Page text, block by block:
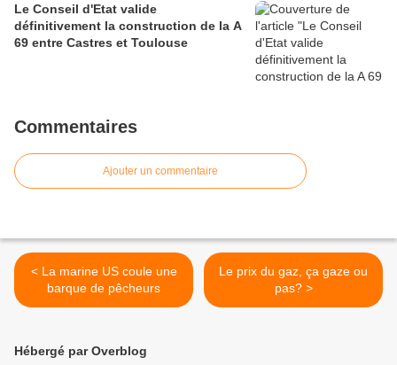
Le Conseil d'Etat valide
définitivement la construction de la A
69 entre Castres et Toulouse
Commentaires
Ajouter un commentaire
< La marine US coule une
barque de pêcheurs
Le prix du gaz, ça gaze ou
pas? >
Hébergé par Overblog